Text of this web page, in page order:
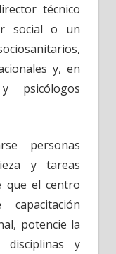
técnico
social o un
y, en
psicólogos
personas
y tareas
que el centro
potencie la
disciplinas y